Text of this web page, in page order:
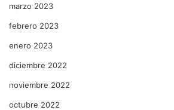
marzo 2023
febrero 2023
enero 2023
diciembre 2022
noviembre 2022
octubre 2022